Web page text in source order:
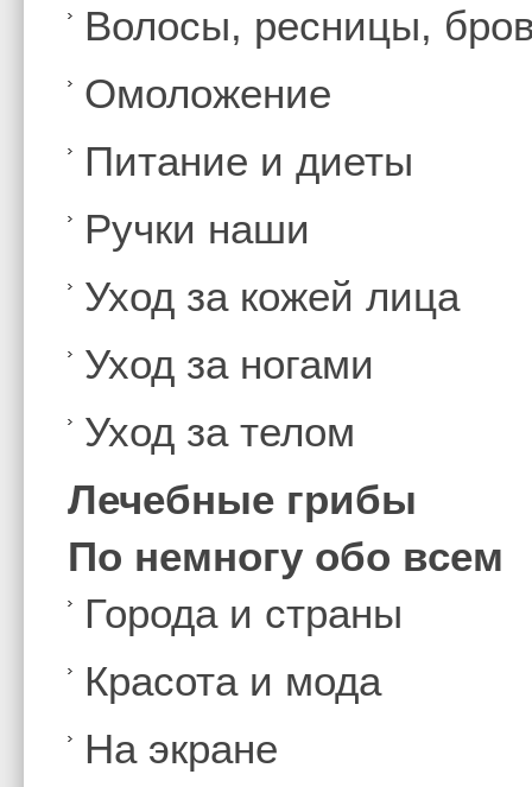
Волосы, ресницы,
Омоложение
Питание и диеты
Ручки наши
Уход за кожей лица
Уход за ногами
Уход за телом
Лечебные грибы
По немногу обо всем
Города и страны
Красота и мода
На экране